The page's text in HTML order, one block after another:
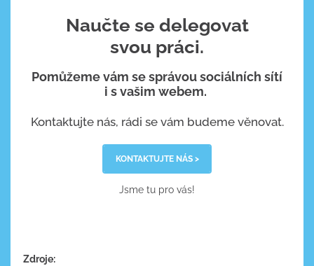
Naučte se delegovat
svou práci.
Pomůžeme vám se správou sociálních sítí
i s vašim webem.
Kontaktujte nás, rádi se vám budeme věnovat.
KONTAKTUJTE NÁS >
Jsme tu pro vás!
Zdroje: